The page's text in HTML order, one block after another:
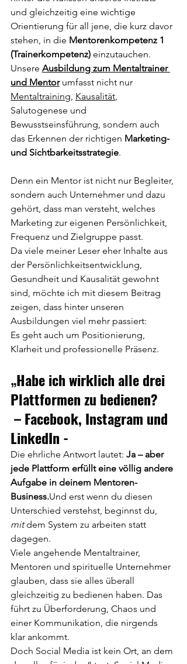
und gleichzeitig eine wichtige
Orientierung für all jene, die kurz davor
stehen, in die Mentorenkompetenz 1
(Trainerkompetenz) einzutauchen.
Unsere Ausbildung zum Mentaltrainer
und Mentor umfasst nicht nur
Mentaltraining Kausalität
Salutogenese und
Bewusstseinsführung, sondern auch
das Erkennen der richtigen Marketing-
und Sichtbarkeitsstrategie.
Denn ein Mentor ist nicht nur Begleiter,
sondern auch Unternehmer und dazu
gehört, dass man versteht, welches
Marketing zur eigenen Persönlichkeit,
Frequenz und Zielgruppe passt.
Da viele meiner Leser eher Inhalte aus
der Persönlichkeitsentwicklung,
Gesundheit und Kausalität gewohnt
sind, möchte ich mit diesem Beitrag
zeigen, dass hinter unseren
Ausbildungen viel mehr passiert:
Es geht auch um Positionierung,
Klarheit und professionelle Präsenz.
„Habe ich wirklich alle drei
Plattformen zu bedienen?
LinkedIn -
Die ehrliche Antwort lautet: Ja – aber
jede Plattform erfüllt eine völlig andere
Aufgabe in deinem Mentoren-
Business.Und erst wenn du diesen
Unterschied verstehst, beginnst du,
mit dem System zu arbeiten statt
dagegen.
Viele angehende Mentaltrainer,
Mentoren und spirituelle Unternehmer
glauben, dass sie alles überall
gleichzeitig zu bedienen haben. Das
führt zu Überforderung, Chaos und
einer Kommunikation, die nirgends
klar ankommt.
Doch Social Media ist kein Ort, an dem